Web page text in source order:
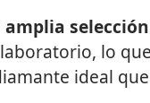
amplia
lo
ideal